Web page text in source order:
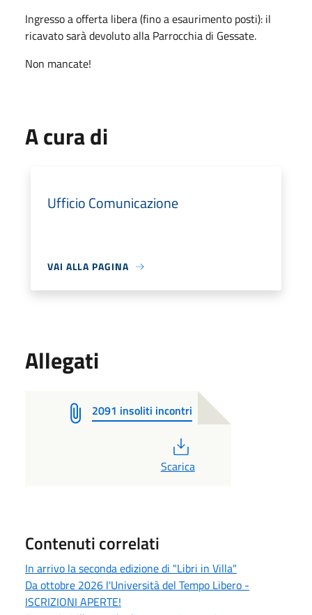
Ingresso a offerta libera (fino a esaurimento posti): il
ricavato sarà devoluto alla Parrocchia di Gessate.
Non mancate!
A cura di
Ufficio Comunicazione
VAI ALLA PAGINA
Allegati
2091 insoliti incontri
Scarica
Contenuti correlati
In arrivo la seconda edizione di "Libri in Villa"
Da ottobre 2026 l'Università del Tempo Libero -
ISCRIZIONI APERTE!